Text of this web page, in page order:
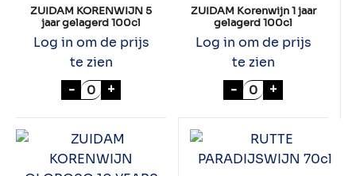
ZUIDAM KORENWIJN 5
jaar gelagerd 100cl
Log in om de prijs
te zien
- ZUIDAM KORENWIJN 5 jaar gelagerd
+
ZUIDAM Korenwijn 1 jaar
gelagerd 100cl
Log in om de prijs
te zien
- ZUIDAM
+